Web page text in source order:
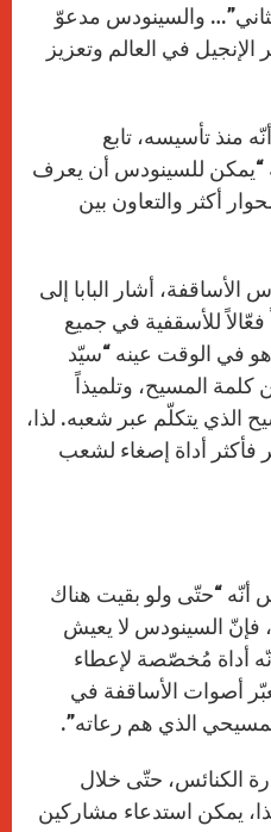
والسينودس مدعوّ
الإنجيل في العالم وتعزيز
منذ تأسيسه، تابع
“يمكن للسينودس أن يعرف
أكثر والتعاون بين
الأساقفة، أشار البابا إلى
للأسقفية في جميع
في الوقت عينه “سيّد
كلمة المسيح، وتلميذاً
يتكلّم عبر شعبه. لذا،
فأكثر أداة إصغاء لشعب
أنّه “حتّى ولو بقيت هناك
فإنّ السينودس لا يعيش
أداة مُخصّصة لإعطاء
أصوات الأساقفة في
الذي هم رعاته”.
الكنائس، حتّى خلال
يمكن استدعاء مشاركين